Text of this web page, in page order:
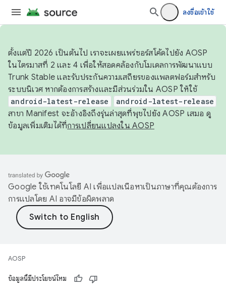
ลงชื่อเข้าใช้
ตั้งแต่ปี 2026 เป็นต้นไป เราจะเผยแพร่ซอร์สโค้ดไปยัง AOSP
ในไตรมาสที่ 2 และ 4 เพื่อให้สอดคล้องกับโมเดลการพัฒนาแบบ
Trunk Stable และรับประกันความเสถียรของแพลตฟอร์มสำหรับ
ระบบนิเวศ หากต้องการสร้างและมีส่วนร่วมใน AOSP ให้ใช้
android-latest-release android-latest-release
สาขา Manifest จะอ้างอิงถึงรุ่นล่าสุดที่พุชไปยัง AOSP เสมอ ดู
ข้อมูลเพิ่มเติมได้ที่การเปลี่ยนแปลงใน AOSP
Google ใช้เทคโนโลยี AI เพื่อแปลเนื้อหาเป็นภาษาที่คุณต้องการ
การแปลโดย AI อาจมีข้อผิดพลาด
AOSP
ข้อมูลนี้มีประโยชน์ไหม